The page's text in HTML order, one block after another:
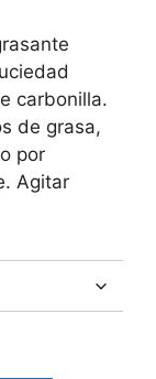
carbonilla.
de grasa,
por
Agitar